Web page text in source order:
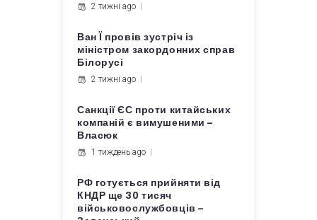
2 тижні ago
Ван Ї провів зустріч із
міністром закордонних справ
Білорусі
2 тижні ago
Санкції ЄС проти китайських
компаній є вимушеними –
Власюк
1 тиждень ago
РФ готується прийняти від
КНДР ще 30 тисяч
військовослужбовців –